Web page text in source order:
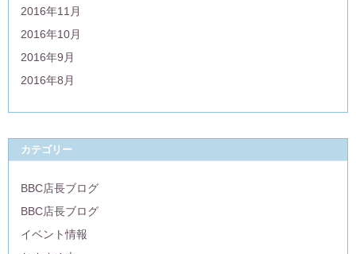
2016年11月
2016年10月
2016年9月
2016年8月
カテゴリー
BBC店長ブログ
BBC店長ブログ
イベント情報